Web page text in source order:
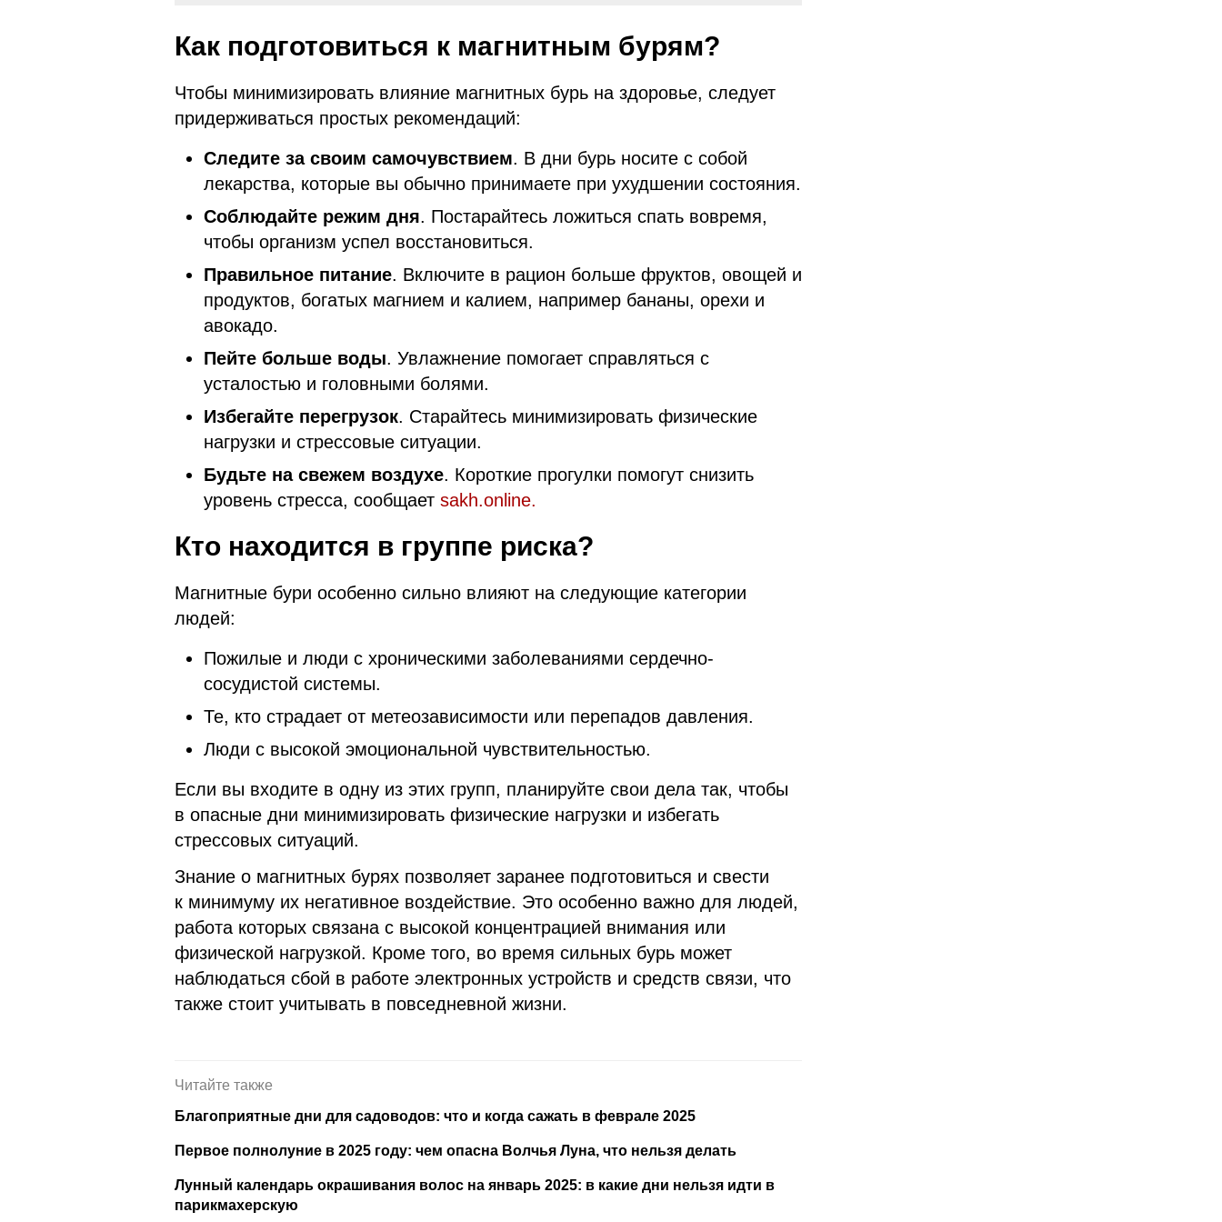
Как подготовиться к магнитным бурям?
Чтобы минимизировать влияние магнитных бурь на здоровье, следует
придерживаться простых рекомендаций:
Следите за своим самочувствием. В дни бурь носите с собой
лекарства, которые вы обычно принимаете при ухудшении состояния.
Соблюдайте режим дня. Постарайтесь ложиться спать вовремя,
чтобы организм успел восстановиться.
Правильное питание. Включите в рацион больше фруктов, овощей и
продуктов, богатых магнием и калием, например бананы, орехи и
авокадо.
Пейте больше воды. Увлажнение помогает справляться с
усталостью и головными болями.
Избегайте перегрузок. Старайтесь минимизировать физические
нагрузки и стрессовые ситуации.
Будьте на свежем воздухе. Короткие прогулки помогут снизить
уровень стресса, сообщает sakh.online.
Кто находится в группе риска?
Магнитные бури особенно сильно влияют на следующие категории
людей:
Пожилые и люди с хроническими заболеваниями сердечно-
сосудистой системы.
Те, кто страдает от метеозависимости или перепадов давления.
Люди с высокой эмоциональной чувствительностью.
Если вы входите в одну из этих групп, планируйте свои дела так, чтобы
в опасные дни минимизировать физические нагрузки и избегать
стрессовых ситуаций.
Знание о магнитных бурях позволяет заранее подготовиться и свести
к минимуму их негативное воздействие. Это особенно важно для людей,
работа которых связана с высокой концентрацией внимания или
физической нагрузкой. Кроме того, во время сильных бурь может
наблюдаться сбой в работе электронных устройств и средств связи, что
также стоит учитывать в повседневной жизни.
Читайте также
Благоприятные дни для садоводов: что и когда сажать в феврале 2025
Первое полнолуние в 2025 году: чем опасна Волчья Луна, что нельзя делать
Лунный календарь окрашивания волос на январь 2025: в какие дни нельзя идти в
парикмахерскую